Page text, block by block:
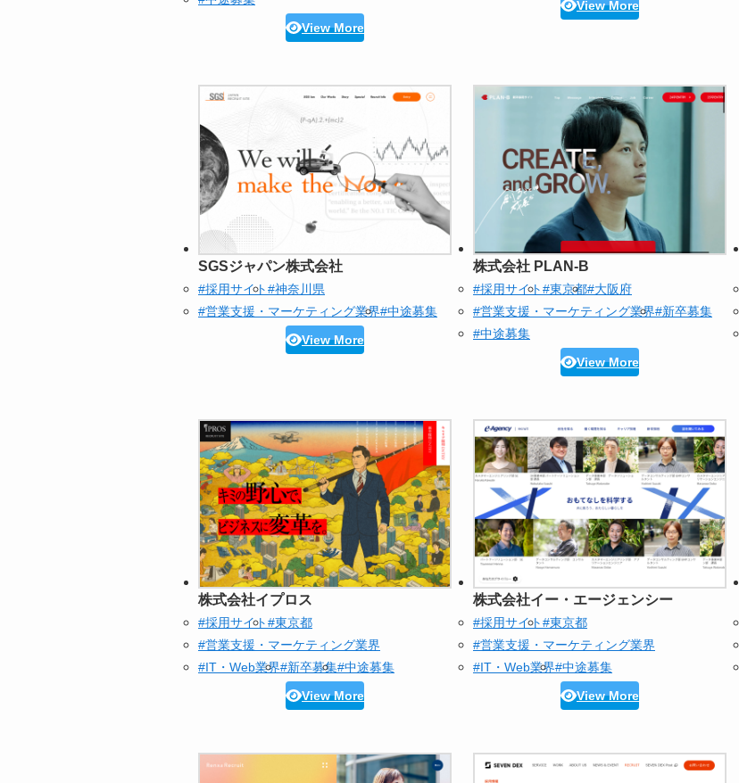
View More
View More
SGSジャパン株式会社
#採用サイト#神奈川県
#営業支援・マーケティング業界#中途募集
View More
株式会社 PLAN-B
#採用サイト#東京都#大阪府
#営業支援・マーケティング業界#新卒募集
#中途募集
View More
株式会社イプロス
#採用サイト#東京都
#営業支援・マーケティング業界
#IT・Web業界#新卒募集#中途募集
View More
株式会社イー・エージェンシー
#採用サイト#東京都
#営業支援・マーケティング業界
#IT・Web業界#中途募集
View More